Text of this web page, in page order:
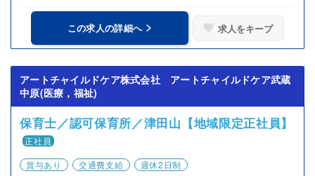
この求人の詳細へ 求人をキープ
アートチャイルドケア株式会社 アートチャイルドケア武蔵
中原(医療，福祉)
保育士／認可保育所／津田山【地域限定正社員】
正社員
賞与あり
交通費支給 週休2日制